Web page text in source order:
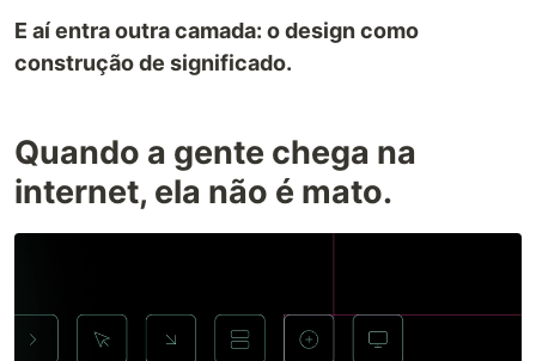
E aí entra outra camada: o design como
construção de significado.
Quando a gente chega na
internet, ela não é mato.